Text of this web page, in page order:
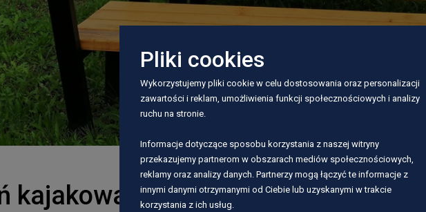
kajakowa w Górkach
Pliki cookies
Wykorzystujemy pliki cookie w celu dostosowania oraz personalizacji
zawartości i reklam, umożliwienia funkcji społecznościowych i analizy
ruchu na stronie.
Informacje dotyczące sposobu korzystania z naszej witryny
przekazujemy partnerom w obszarach mediów społecznościowych,
reklamy oraz analizy danych. Partnerzy mogą łączyć te informacje z
innymi danymi otrzymanymi od Ciebie lub uzyskanymi w trakcie
korzystania z ich usług.